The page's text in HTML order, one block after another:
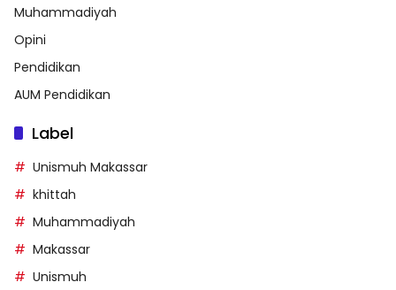
Muhammadiyah
Opini
Pendidikan
AUM Pendidikan
Label
Unismuh Makassar
khittah
Muhammadiyah
Makassar
Unismuh